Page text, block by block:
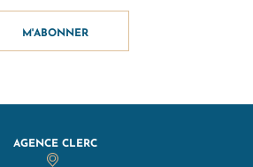
M'ABONNER
AGENCE CLERC